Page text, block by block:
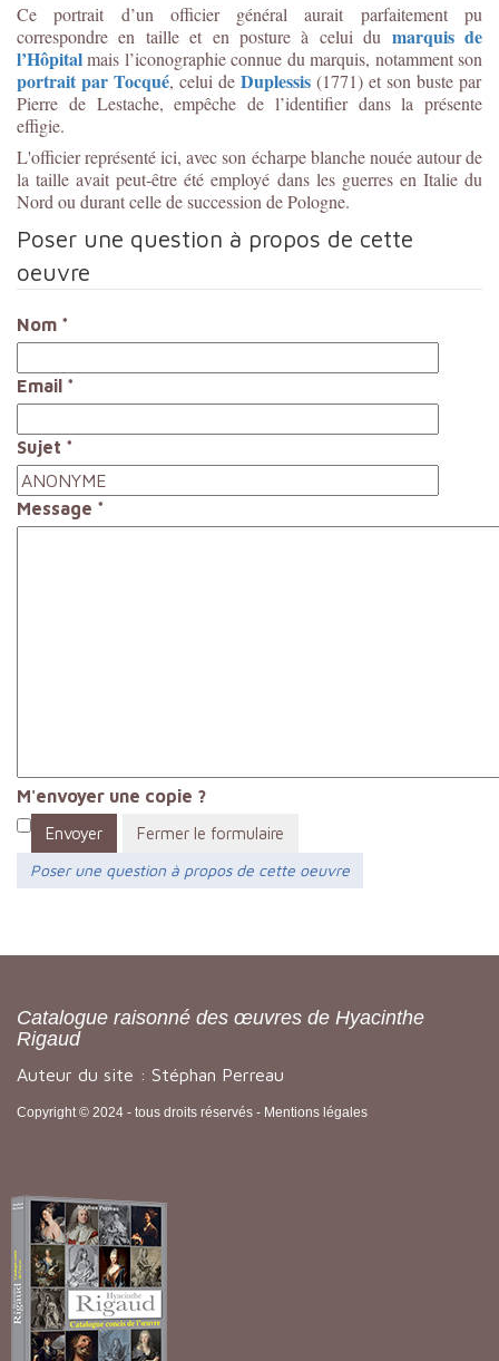
Ce portrait d’un officier général aurait parfaitement pu
correspondre en taille et en posture à celui du marquis de
l’Hôpitalmais l’iconographie connue du marquis, notamment son
portrait par Tocqué, celui de Duplessis (1771) et son buste par
Pierre de Lestache, empêche de l’identifier dans la présente
effigie.
L'officier représenté ici, avec son écharpe blanche nouée autour de
la taille avait peut-être été employé dans les guerres en Italie du
Nord ou durant celle de succession de Pologne.
Poser une question à propos de cette
oeuvre
Nom *
Email *
Sujet *
Message *
M'envoyer une copie ?
Envoyer
Fermer le formulaire
Poser une question à propos de cette oeuvre
Catalogue raisonné des œuvres de Hyacinthe
Rigaud
Auteur du site : Stéphan Perreau
Copyright © 2024 - tous droits réservés - Mentions légales